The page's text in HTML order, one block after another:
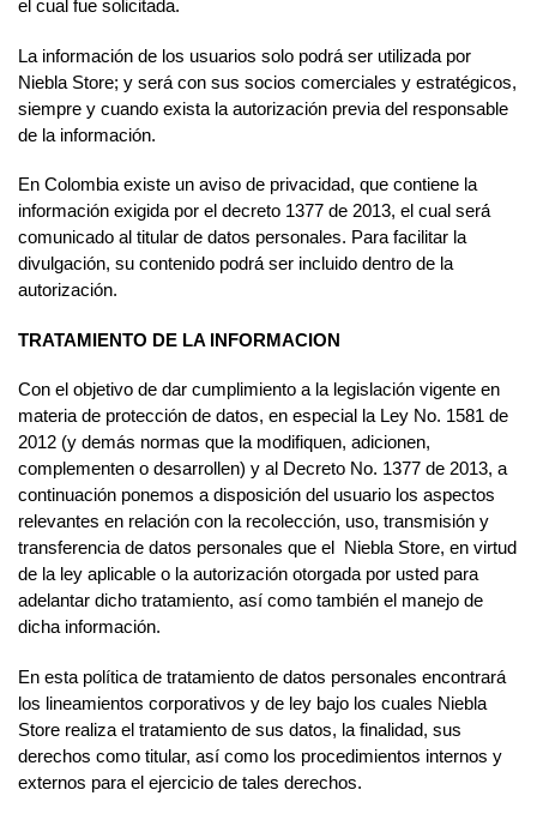
el cual fue solicitada.
La información de los usuarios solo podrá ser utilizada por
Niebla Store; y será con sus socios comerciales y estratégicos,
siempre y cuando exista la autorización previa del responsable
de la información.
En Colombia existe un aviso de privacidad, que contiene la
información exigida por el decreto 1377 de 2013, el cual será́
comunicado al titular de datos personales. Para facilitar la
divulgación, su contenido podrá́ ser incluido dentro de la
autorización.
TRATAMIENTO DE LA INFORMACION
Con el objetivo de dar cumplimiento a la legislación vigente en
materia de protección de datos, en especial la Ley No. 1581 de
2012 (y demás normas que la modifiquen, adicionen,
complementen o desarrollen) y al Decreto No. 1377 de 2013, a
continuación ponemos a disposición del usuario los aspectos
relevantes en relación con la recolección, uso, transmisión y
transferencia de datos personales que el Niebla Store, en virtud
de la ley aplicable o la autorización otorgada por usted para
adelantar dicho tratamiento, así como también el manejo de
dicha información.
En esta política de tratamiento de datos personales encontrará
los lineamientos corporativos y de ley bajo los cuales Niebla
Store realiza el tratamiento de sus datos, la finalidad, sus
derechos como titular, así como los procedimientos internos y
externos para el ejercicio de tales derechos.